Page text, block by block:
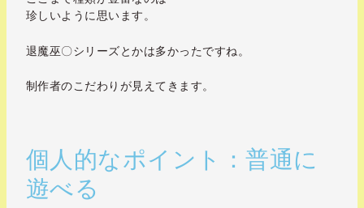
珍しいように思います。
退魔巫〇シリーズとかは多かったですね。
制作者のこだわりが見えてきます。
個人的なポイント：普通に
遊べる